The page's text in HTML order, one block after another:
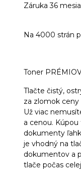
Záruka 36
Na 4000 strán
Toner
Tlačte čistý,
za zlomok ceny
Už viac
a cenou.
dokumenty
je vhodný na
dokumentov a
tlače počas